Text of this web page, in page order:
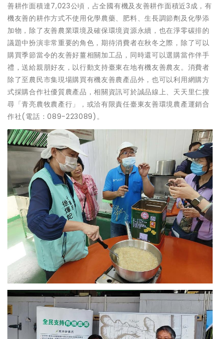
善耕作面積達7,023公頃，占全國有機及友善耕作面積近3成，有
機友善的耕作方式不使用化學農藥、肥料、生長調節劑及化學添
加物，除了友善農業環境及確保環境資源永續，也在淨零碳排的
議題中扮演非常重要的角色，期待消費者在秋冬之際，除了可以
購買季節當令的友善好薑相關加工品，同時還可以選購當作伴手
禮，送給親朋好友，以行動支持臺東在地有機友善農友。消費者
除了至農民市集現場購買有機友善農產品外，也可以利用網購方
式採購合作社優質農產品，相關資訊可於誠品線上、天天里仁搜
尋「青亮農牧農產行」，或洽有限責任臺東友善環境農產運銷合
作社(電話：089-223089)。